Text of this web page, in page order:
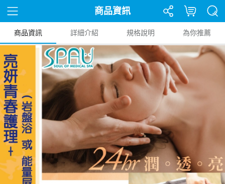
商品資訊
商品資訊 詳細介紹 規格說明 為你推薦